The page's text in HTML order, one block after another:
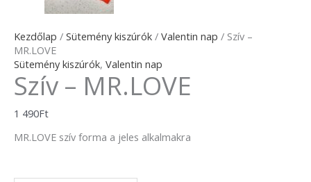
Kezdőlap / Sütemény kiszúrók / Valentin nap / Szív –
MR.LOVE
Sütemény kiszúrók, Valentin nap
Szív – MR.LOVE
1 490Ft
MR.LOVE szív forma a jeles alkalmakra